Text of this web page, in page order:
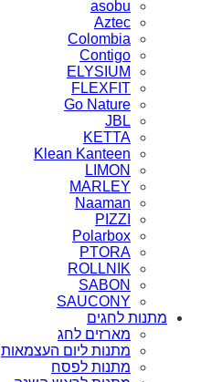
asobu
Aztec
Colombia
Contigo
ELYSIUM
FLEXFIT
Go Nature
JBL
KETTA
Klean Kanteen
LIMON
MARLEY
Naaman
PIZZI
Polarbox
PTORA
ROLLNIK
SABON
SAUCONY
מתנות לחגים
מארזים לחג
מתנות ליום העצמאות
מתנות לפסח